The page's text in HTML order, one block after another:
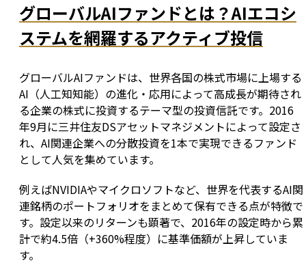
グローバルAIファンドとは？AIエコシ
ステムを網羅するアクティブ投信
グローバルAIファンドは、世界各国の株式市場に上場する
AI（人工知知能）の進化・応用によって高成長が期待され
る企業の株式に投資するテーマ型の投資信託です。2016
年9月に三井住友DSアセットマネジメントによって設定さ
れ、AI関連企業への分散投資を1本で実現できるファンド
として人気を集めています。
例えばNVIDIAやマイクロソフトなど、世界を代表するAI関
連銘柄のポートフォリオをまとめて保有できる点が特徴で
す。設定以来のリターンも顕著で、2016年の設定時から累
計で約4.5倍（+360%程度）に基準価額が上昇していま
す。